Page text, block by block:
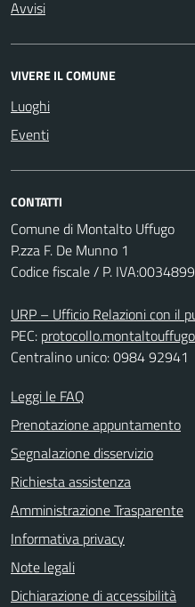
Avvisi
VIVERE IL COMUNE
Luoghi
Eventi
CONTATTI
Comune di Montalto Uffugo
P.zza F. De Munno 1
Codice fiscale / P.
URP – Ufficio Relazioni con il
PEC:
Centralino unico: 0984 92941
Leggi le FAQ
Prenotazione appuntamento
Segnalazione disservizio
Richiesta assistenza
Amministrazione Trasparente
Informativa privacy
Note legali
Dichiarazione di accessibilità